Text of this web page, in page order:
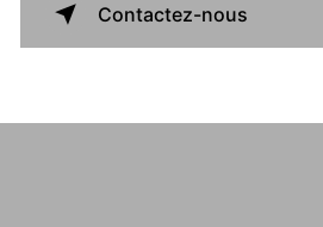
Contactez-nous